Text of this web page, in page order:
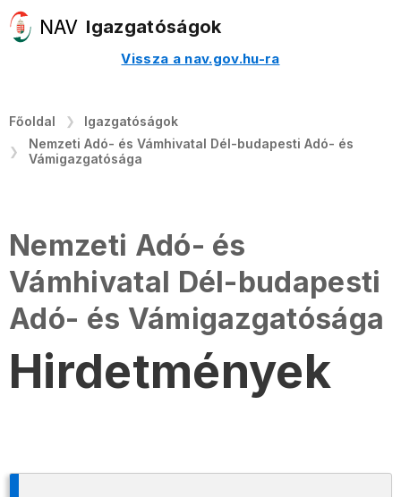
Igazgatóságok
Vissza a nav.gov.hu-ra
Főoldal
Igazgatóságok
Nemzeti Adó- és Vámhivatal Dél-budapesti Adó- és
Vámigazgatósága
Nemzeti Adó- és
Vámhivatal Dél-budapesti
Adó- és Vámigazgatósága
Hirdetmények